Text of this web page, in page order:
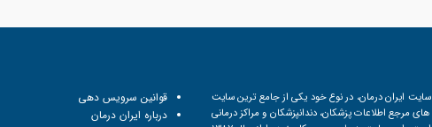
سایت ایران درمان، در نوع خود یکی از جامع ترین سایت
های مرجع اطلاعات پزشکان، دندانپزشکان و مراکز درمانی
قوانین سرویس دهی
درباره ایران درمان